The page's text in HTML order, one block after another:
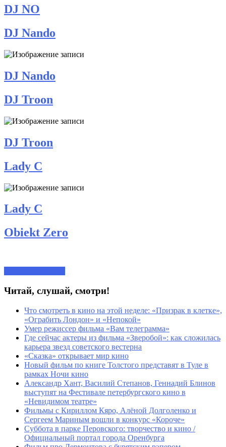
DJ NO
DJ Nando
DJ Nando
DJ Troon
DJ Troon
Lady C
Lady C
Obiekt Zero
Читай, слушай, смотри!
Что смотреть в кино на этой неделе: «Призрак в клетке»,
«Ограбить Лондон» и «Непокой»
Умер режиссер фильма «Вам телеграмма»
Где сейчас актеры из фильма «Зверобой»: как сложилась
карьера звезд советского вестерна
«Сказка» открывает мир кино
Новый фильм по книге Толстого представят в Туле в
рамках Ночи кино
Александр Хант, Василий Степанов, Геннадий Блинов
выступят на Фестивале петербургского кино в
«Невидимом театре»
Фильмы с Кириллом Кяро, Алёной Долголенко и
Сергеем Мариным вошли в конкурс «Короче»
Суббота в парке Перовского: творчество и кино /
Официальный портал города Оренбурга